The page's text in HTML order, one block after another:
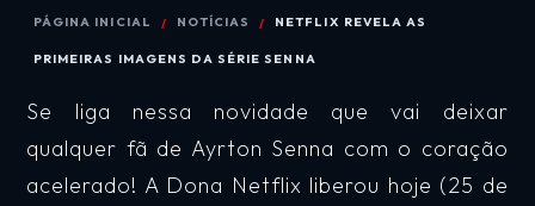
PÁGINA INICIAL NOTÍCIAS NETFLIX REVELA AS
PRIMEIRAS IMAGENS DA SÉRIE SENNA
Se liga nessa novidade que vai deixar
qualquer fã de Ayrton Senna com o coração
acelerado! A Dona Netflix liberou hoje (25 de